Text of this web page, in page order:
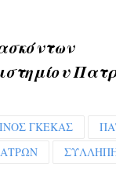
ΓΚΕΚΑΣ